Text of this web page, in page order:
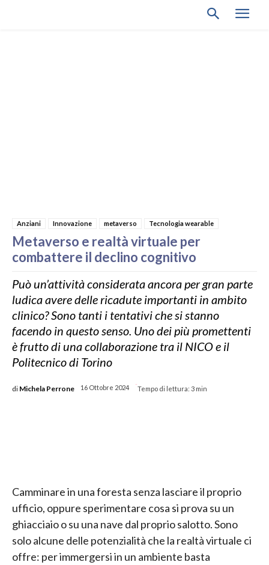
Anziani Innovazione metaverso Tecnologia wearable
Metaverso e realtà virtuale per
combattere il declino cognitivo
Può un’attività considerata ancora per gran parte
ludica avere delle ricadute importanti in ambito
clinico? Sono tanti i tentativi che si stanno
facendo in questo senso. Uno dei più promettenti
è frutto di una collaborazione tra il NICO e il
Politecnico di Torino
di Michela Perrone 16 Ottobre 2024
-
Tempo di lettura: 3 min
Camminare in una foresta senza lasciare il proprio
ufficio, oppure sperimentare cosa si prova su un
ghiacciaio o su una nave dal proprio salotto. Sono
solo alcune delle potenzialità che la realtà virtuale ci
offre: per immergersi in un ambiente basta